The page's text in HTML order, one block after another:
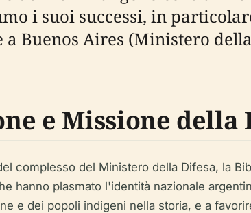
i suoi successi, in
Buenos Aires (Ministero
e Missione della
complesso del Ministero della Difesa, la
hanno plasmato l'identità nazionale
e dei popoli indigeni nella storia, e a